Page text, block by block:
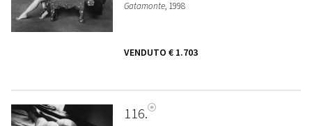
Gatamonte, 1998
VENDUTO € 1.703
116